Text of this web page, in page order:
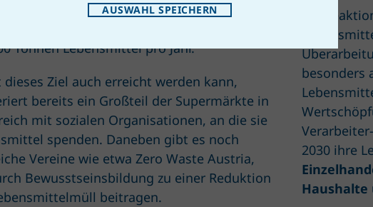
50 Prozent der vermeidbaren
zu reduzieren. Das sind
Tonnen Lebensmittel pro Jahr.
dieses Ziel auch erreicht werden kann,
bereits ein Großteil der Supermärkte in
mit sozialen Organisationen, an die sie
spenden. Daneben gibt es noch
Vereine wie etwa Zero Waste Austria,
Bewusstseinsbildung zu einer Reduktion
beitragen.
Als
besonders
2030 ihre
Haushalte
AUSWAHL SPEICHERN